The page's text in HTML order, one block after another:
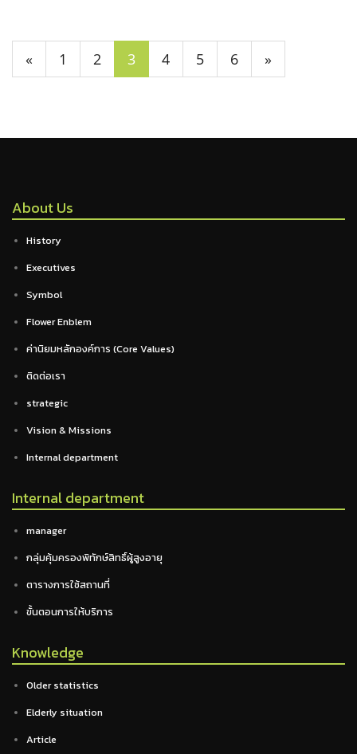
« 1 2 3 4 5 6 »
About Us
History
Executives
Symbol
Flower Enblem
ค่านิยมหลักองค์การ (Core Values)
ติดต่อเรา
strategic
Vision & Missions
Internal department
Internal department
manager
กลุ่มคุ้มครองพิทักษ์สิทธิ์ผู้สูงอายุ
ตารางการใช้สถานที่
ขั้นตอนการให้บริการ
Knowledge
Older statistics
Elderly situation
Article